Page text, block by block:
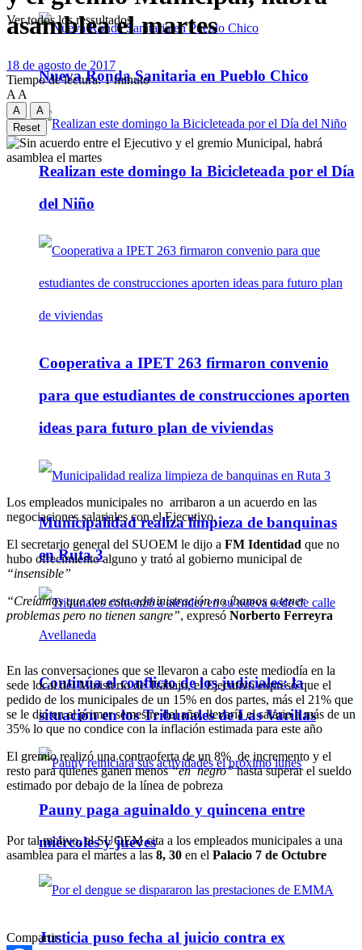
Nueva Ronda Sanitaria en Pueblo Chico
Realizan este domingo la Bicicleteada por el Día
del Niño
Cooperativa a IPET 263 firmaron convenio
para que estudiantes de construcciones aporten
ideas para futuro plan de viviendas
Municipalidad realiza limpieza de banquinas
en Ruta 3
Continúa el conflicto de los judiciales: la
situación en los Tribunales de Las Varillas
Pauny paga aguinaldo y quincena entre
miércoles y jueves
Justicia puso fecha al juicio contra ex
Ver todos los ressultados
asamblea el martes
18 de agosto de 2017
Tiempo de lectura: 1 minuto
A A
A
A
Reset
Los empleados municipales no arribaron a un acuerdo en las
negociaciones salariales con el Ejecutivo.
El secretario general del SUOEM le dijo a FM Identidad que no
hubo ofrecimiento alguno y trató al gobierno municipal de
“insensible”
“Creíamos que con esta administración no íbamos a tener
problemas pero no tienen sangre”, expresó Norberto Ferreyra
En las conversaciones que se llevaron a cabo este mediodía en la
sede local del Ministerio de Trabajo, el Ejecutivo expresó que el
pedido de los municipales de un 15% en dos partes, más el 21% que
se le dio en el primer semestre del año, llevaría el salario a más de un
35% lo que no condice con la inflación estimada para este año
El gremio realizó una contraoferta de un 8% de incremento y el
resto para quienes ganen menos“en negro”hasta superar el sueldo
estimado por debajo de la línea de pobreza
Por tal motivo, el SUOEM cita a los empleados municipales a una
asamblea para el martes a las 8, 30 en el Palacio 7 de Octubre
Compartir: